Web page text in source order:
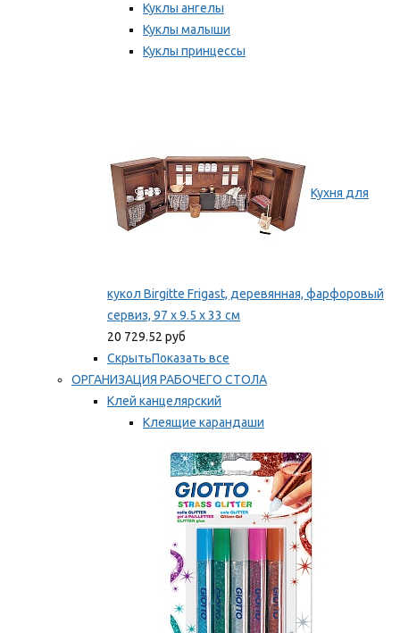
Куклы ангелы
Куклы малыши
Куклы принцессы
Кухня для
кукол Birgitte Frigast, деревянная, фарфоровый
сервиз, 97 x 9.5 x 33 см
20 729.52 руб
СкрытьПоказать все
ОРГАНИЗАЦИЯ РАБОЧЕГО СТОЛА
Клей канцелярский
Клеящие карандаши
Мы рекомендуем